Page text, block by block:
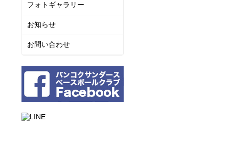
フォトギャラリー
お知らせ
お問い合わせ